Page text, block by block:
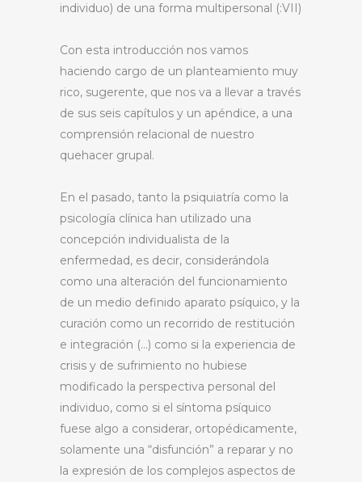
individuo) de una forma multipersonal (:VII)
Con esta introducción nos vamos
haciendo cargo de un planteamiento muy
rico, sugerente, que nos va a llevar a través
de sus seis capítulos y un apéndice, a una
comprensión relacional de nuestro
quehacer grupal.
En el pasado, tanto la psiquiatría como la
psicología clínica han utilizado una
concepción individualista de la
enfermedad, es decir, considerándola
como una alteración del funcionamiento
de un medio definido aparato psíquico, y la
curación como un recorrido de restitución
e integración (…) como si la experiencia de
crisis y de sufrimiento no hubiese
modificado la perspectiva personal del
individuo, como si el síntoma psíquico
fuese algo a considerar, ortopédicamente,
solamente una “disfunción” a reparar y no
la expresión de los complejos aspectos de